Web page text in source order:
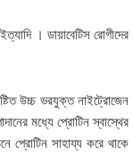
। ডায়াবেটিস রোগীদের
উচ্চ ভরযুক্ত নাইট্রোজেন
মধ্যে প্রোটিন স্বাস্থের
প্রোটিন সাহায্য করে থাকে